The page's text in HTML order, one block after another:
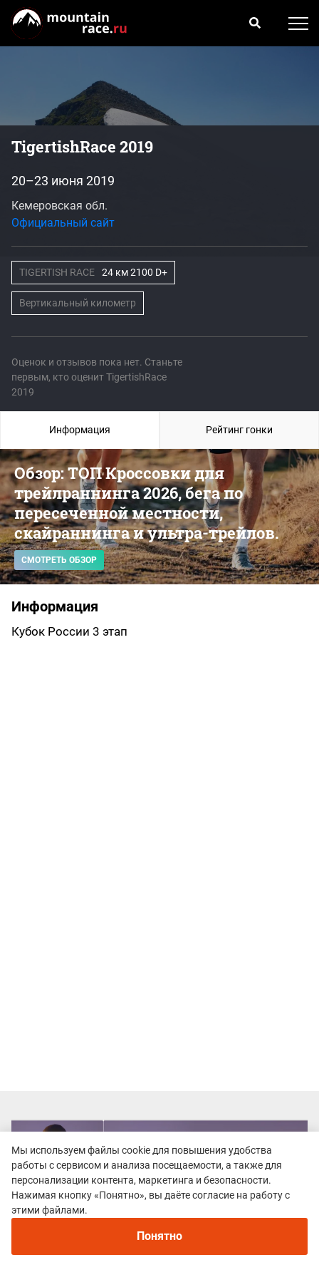
TigertishRace 2019
Оценок и отзывов пока нет. Станьте
первым, кто оценит TigertishRace
2019
20–23 июня 2019
Кемеровская обл.
Официальный сайт
TIGERTISH RACE 24 км 2100 D+
Вертикальный километр
Обзор: ТОП Кроссовки для
трейлраннинга 2026, бега по
пересеченной местности,
скайраннинга и ультра-трейлов.
СМОТРЕТЬ ОБЗОР
Информация
Кубок России 3 этап
Информация Рейтинг гонки
Мы используем файлы cookie для повышения удобства
работы с сервисом и анализа посещаемости, а также для
персонализации контента, маркетинга и безопасности.
Нажимая кнопку «Понятно», вы даёте согласие на работу с
этими файлами.
Понятно